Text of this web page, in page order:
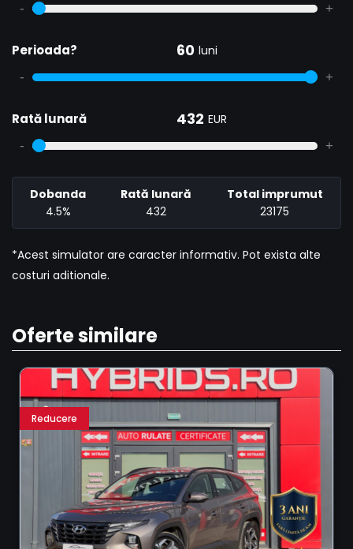
- +
Perioada? 60 luni
- +
Rată lunară 432 EUR
- +
Dobanda
4.5%
Rată lunară
432
Total imprumut
23175
*Acest simulator are caracter informativ. Pot exista alte
costuri aditionale.
Oferte similare
Reducere